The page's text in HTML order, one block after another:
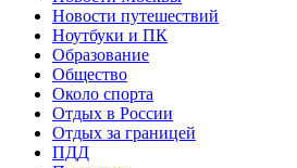
Новости путешествий
Ноутбуки и ПК
Образование
Общество
Около спорта
Отдых в России
Отдых за границей
ПДД